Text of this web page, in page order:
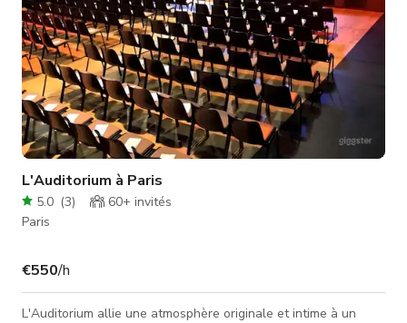
L'Auditorium à Paris
5.0 (3) 60+ invités
Paris
€550/h
L'Auditorium allie une atmosphère originale et intime à un